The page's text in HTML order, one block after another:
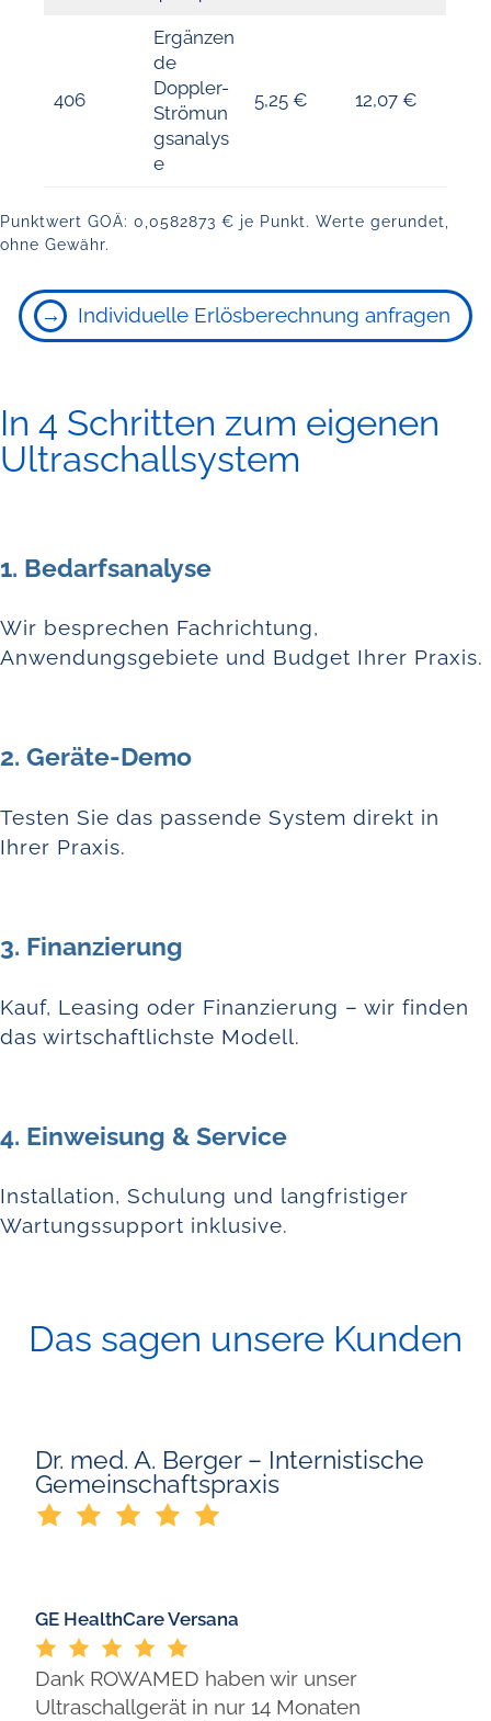
406
Ergänzen
de
Doppler-
Strömun
gsanalys
e
5,25 € 12,07 €
Punktwert GOÄ: 0,0582873 € je Punkt. Werte gerundet,
ohne Gewähr.
Individuelle Erlösberechnung anfragen
In 4 Schritten zum eigenen
Ultraschallsystem
1. Bedarfsanalyse
Wir besprechen Fachrichtung,
Anwendungsgebiete und Budget Ihrer Praxis.
2. Geräte-Demo
Testen Sie das passende System direkt in
Ihrer Praxis.
3. Finanzierung
Kauf, Leasing oder Finanzierung – wir finden
das wirtschaftlichste Modell.
4. Einweisung & Service
Installation, Schulung und langfristiger
Wartungssupport inklusive.
Das sagen unsere Kunden
Dr. med. A. Berger – Internistische
Gemeinschaftspraxis
GE HealthCare Versana
Dank ROWAMED haben wir unser
Ultraschallgerät in nur 14 Monaten